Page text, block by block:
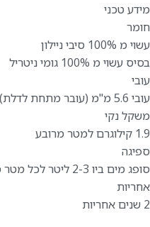
מידע טכני
חומר
עשוי מ 100% סיבי ניילון
בסיס עשוי מ 100% גומי ניטריל
עובי
עובי 5.6 מ"מ (עובר מתחת לדלת)
משקל נקי
1.9 קילוגרם למטר מרובע
ספיגה
סופג מים ביו 2-3 ליטר לכל מטר מרובע
אחריות
2 שנים אחריות